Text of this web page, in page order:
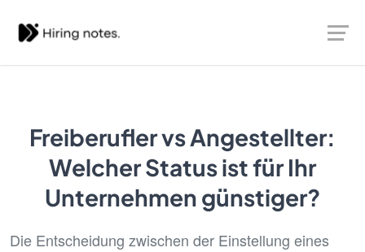
Freiberufler vs Angestellter:
Welcher Status ist für Ihr
Unternehmen günstiger?
Die Entscheidung zwischen der Einstellung eines